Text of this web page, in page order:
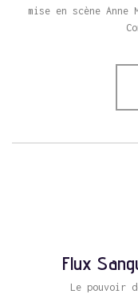
mise en scène
Flux
Le pouvoir